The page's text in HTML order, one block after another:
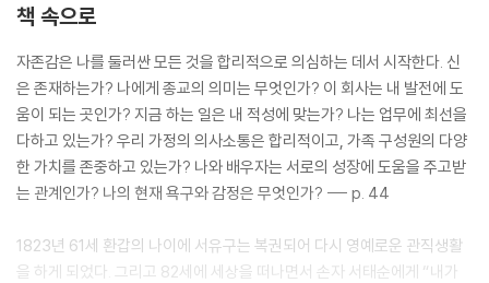
책 속으로
자존감은 나를 둘러싼 모든 것을 합리적으로 의심하는 데서 시작한다. 신
은 존재하는가? 나에게 종교의 의미는 무엇인가? 이 회사는 내 발전에 도
움이 되는 곳인가? 지금 하는 일은 내 적성에 맞는가? 나는 업무에 최선을
다하고 있는가? 우리 가정의 의사소통은 합리적이고, 가족 구성원의 다양
한 가치를 존중하고 있는가? 나와 배우자는 서로의 성장에 도움을 주고받
는 관계인가? 나의 현재 욕구와 감정은 무엇인가? --- p. 44
1823년 61세 환갑의 나이에 서유구는 복권되어 다시 영예로운 관직생활
을 하게 되었다. 그리고 82세에 세상을 떠나면서 손자 서태순에게 “내가